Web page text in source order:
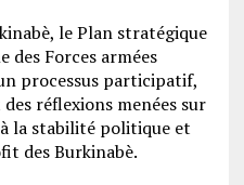
le Plan stratégique
des Forces armées
processus participatif,
réflexions menées sur
la stabilité politique et
des Burkinabè.